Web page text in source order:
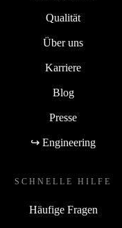
Qualität
Über uns
Karriere
Blog
Presse
↪ Engineering
SCHNELLE HILFE
Häufige Fragen